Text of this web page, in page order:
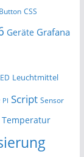
Button CSS
Geräte Grafana
Leuchtmittel
PI Script Sensor
Temperatur